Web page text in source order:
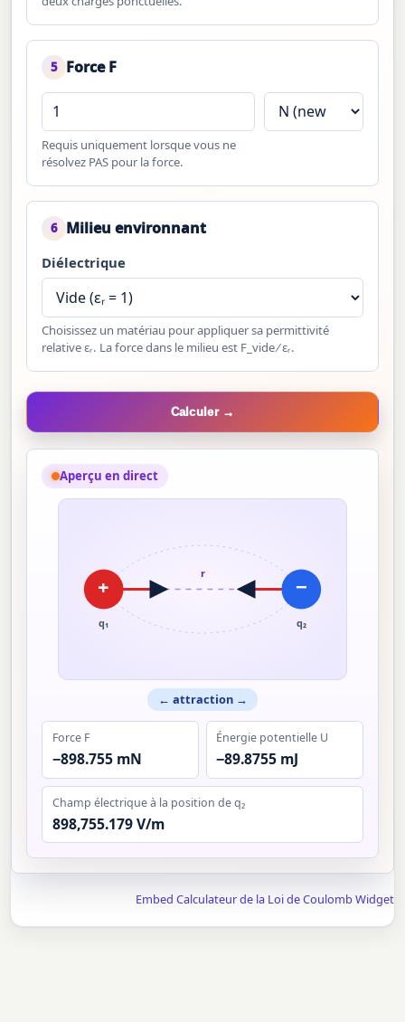
5 Force F
Requis uniquement lorsque vous ne
résolvez PAS pour la force.
6 Milieu environnant
Diélectrique
Choisissez un matériau pour appliquer sa permittivité
relative εᵣ. La force dans le milieu est F_vide ⁄ εᵣ.
Calculer →
Aperçu en direct
+
q₁
−
q₂
r
← attraction →
Force F
−898.755 mN
Énergie potentielle U
−89.8755 mJ
Champ électrique à la position de q₂
898,755.179 V/m
Embed Calculateur de la Loi de Coulomb Widget